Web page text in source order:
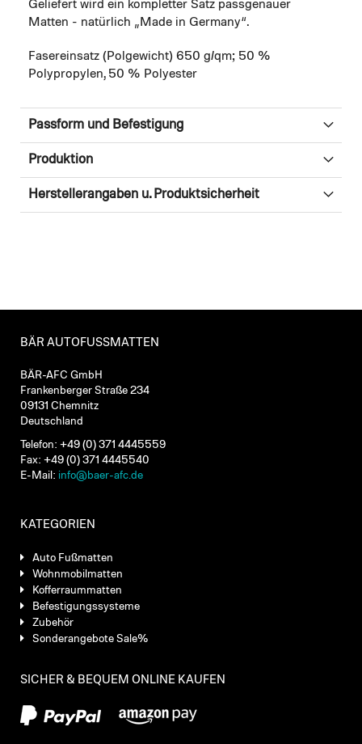
Geliefert wird ein kompletter Satz passgenauer
Matten - natürlich „Made in Germany“.
Fasereinsatz (Polgewicht) 650 g/qm; 50 %
Polypropylen, 50 % Polyester
Passform und Befestigung
Produktion
Herstellerangaben u. Produktsicherheit
BÄR AUTOFUSSMATTEN
BÄR-AFC GmbH
Frankenberger Straße 234
09131 Chemnitz
Deutschland
Telefon: +49 (0) 371 4445559
Fax: +49 (0) 371 4445540
E-Mail: info@baer-afc.de
KATEGORIEN
Auto Fußmatten
Wohnmobilmatten
Kofferraummatten
Befestigungssysteme
Zubehör
Sonderangebote Sale%
SICHER & BEQUEM ONLINE KAUFEN